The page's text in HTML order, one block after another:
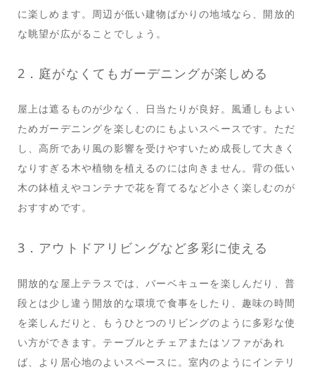
に楽しめます。周辺が低い建物ばかりの地域なら、開放的
な眺望が広がることでしょう。
2．庭がなくてもガーデニングが楽しめる
屋上は遮るものが少なく、日当たりが良好。風通しもよい
ためガーデニングを楽しむのにもよいスペースです。ただ
し、高所であり風の影響を受けやすいため成長して大きく
なりすぎる木や植物を植えるのには向きません。背の低い
木の鉢植えやコンテナで花を育てるなど小さく楽しむのが
おすすめです。
3．アウトドアリビングなど多彩に使える
開放的な屋上テラスでは、バーベキューを楽しんだり、普
段とは少し違う開放的な環境で食事をしたり、趣味の時間
を楽しんだりと、もうひとつのリビングのように多彩な使
い方ができます。テーブルとチェアまたはソファがあれ
ば、より居心地のよいスペースに。室内のようにインテリ